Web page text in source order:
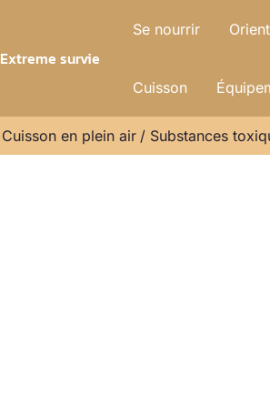
Extreme survie
Se nourrir
Cuisson
Cuisson en plein air Substances